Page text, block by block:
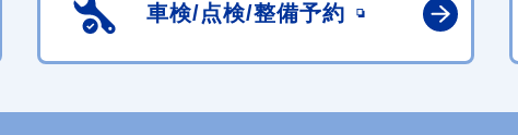
車検/点検/整備予約